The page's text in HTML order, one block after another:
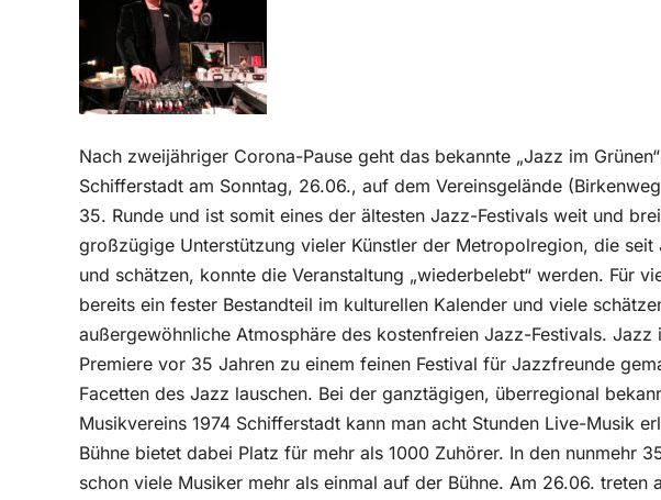
Nach zweijähriger Corona-Pause geht das bekannte „Jazz im
Schifferstadt am Sonntag, 26.06., auf dem Vereinsgelände
35. Runde und ist somit eines der ältesten Jazz-Festivals weit und
großzügige Unterstützung vieler Künstler der Metropolregion, die seit
und schätzen, konnte die Veranstaltung „wiederbelebt“ werden. Für
bereits ein fester Bestandteil im kulturellen Kalender und viele
außergewöhnliche Atmosphäre des kostenfreien Jazz-Festivals. Jazz
Premiere vor 35 Jahren zu einem feinen Festival für Jazzfreunde
Facetten des Jazz lauschen. Bei der ganztägigen, überregional
Musikvereins 1974 Schifferstadt kann man acht Stunden Live-Musik
Bühne bietet dabei Platz für mehr als 1000 Zuhörer. In den nunmehr
schon viele Musiker mehr als einmal auf der Bühne. Am 26.06. treten